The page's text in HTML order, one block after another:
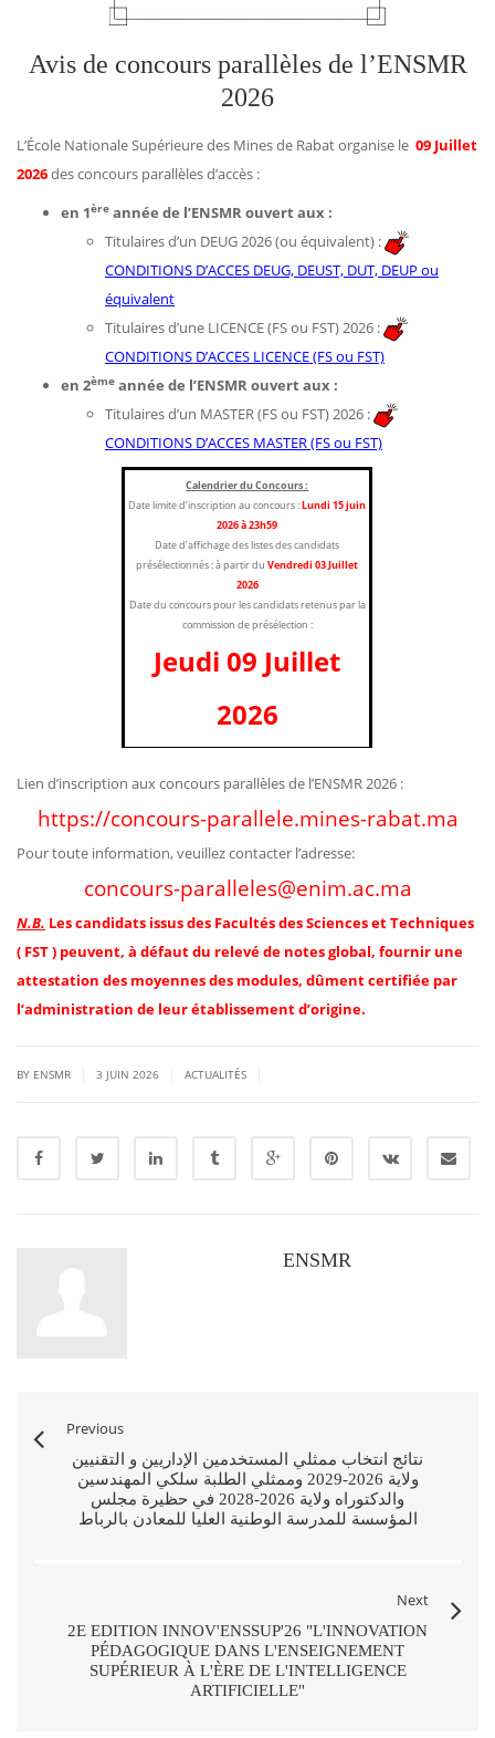
Avis de concours parallèles de l’ENSMR
2026
L’École Nationale Supérieure des Mines de Rabat organise le 09 Juillet
2026des concours parallèles d’accès :
en 1ère année de l’ENSMR ouvert aux :
Titulaires d’un DEUG 2026 (ou équivalent) :
CONDITIONS D’ACCES DEUG, DEUST, DUT, DEUP ou
équivalent
Titulaires d’une LICENCE (FS ou FST) 2026 :
CONDITIONS D’ACCES LICENCE (FS ou FST)
en 2ème année de l’ENSMR ouvert aux :
Titulaires d’un MASTER (FS ou FST) 2026 :
CONDITIONS D’ACCES MASTER (FS ou FST)
Calendrier du Concours :
Date limite d’inscription au concours :Lundi 15 juin
2026 à 23h59
Date d’affichage des listes des candidats
présélectionnés : à partir duVendredi 03 Juillet
2026
Date du concours pour les candidats retenus par la
commission de présélection :
Jeudi 09 Juillet
2026
Lien d’inscription aux concours parallèles de l’ENSMR 2026 :
https://concours-parallele.mines-rabat.ma
Pour toute information, veuillez contacter l’adresse:
concours-paralleles@enim.ac.ma
N.B. Les candidats issus des Facultés des Sciences et Techniques
( FST ) peuvent, à défaut du relevé de notes global, fournir une
attestation des moyennes des modules, dûment certifiée par
l’administration de leur établissement d’origine.
BY ENSMR 3 JUIN 2026 ACTUALITÉS
ENSMR
Previous
نتائج انتخاب ممثلي المستخدمين الإداريين و التقنيين
ولاية 2026-2029 وممثلي الطلبة سلكي المهندسين
والدكتوراه ولاية 2026-2028 في حظيرة مجلس
المؤسسة للمدرسة الوطنية العليا للمعادن بالرباط
Next
2E EDITION INNOV'ENSSUP'26 "L'INNOVATION
PÉDAGOGIQUE DANS L'ENSEIGNEMENT
SUPÉRIEUR À L'ÈRE DE L'INTELLIGENCE
ARTIFICIELLE"